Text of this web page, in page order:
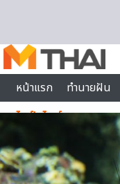
หน้าแรก
ทำนายฝัน
ไลฟ์สไตล์